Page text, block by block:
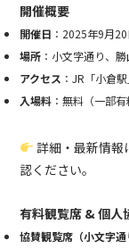
開催概要
開催日 ：2025年9月
場所 ：小文字通り、
アクセス ：JR「小倉
入場料 ：無料（一部有
詳細・最新情
認ください。
有料観覧席 & 個人
協賛観覧席（小文字通